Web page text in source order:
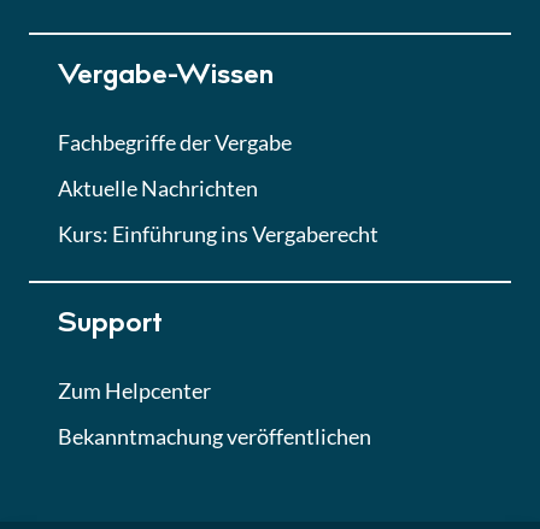
Lektion 7
Finales Quiz
Vergabe-Wissen
Fachbegriffe der Vergabe
Aktuelle Nachrichten
Kurs: Einführung ins Vergaberecht
Support
Zum Helpcenter
Bekanntmachung veröffentlichen